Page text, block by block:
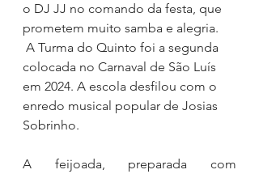
o DJ JJ no comando da festa, que
prometem muito samba e alegria.
A Turma do Quinto foi a segunda
colocada no Carnaval de São Luís
em 2024. A escola desfilou com o
enredo musical popular de Josias
Sobrinho.
A feijoada, preparada com